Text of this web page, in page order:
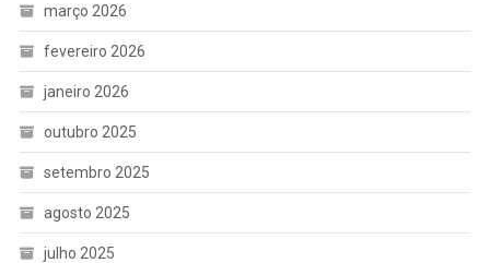
março 2026
fevereiro 2026
janeiro 2026
outubro 2025
setembro 2025
agosto 2025
julho 2025